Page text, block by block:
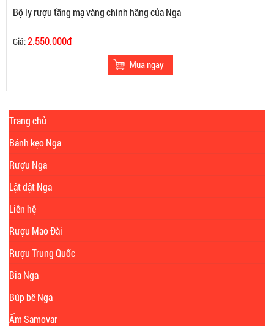
Bộ ly rượu tầng mạ vàng chính hãng của Nga
Giá:2.550.000đ
Trang chủ
Bánh kẹo Nga
Rượu Nga
Lật đật Nga
Liên hệ
Rượu Mao Đài
Rượu Trung Quốc
Bia Nga
Búp bê Nga
Ấm Samovar